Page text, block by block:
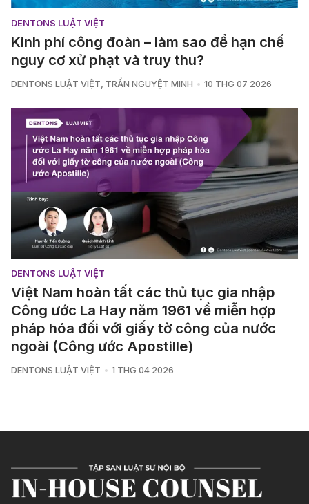
DENTONS LUẬT VIỆT
Kinh phí công đoàn – làm sao để hạn chế
nguy cơ xử phạt và truy thu?
DENTONS LUẬT VIỆT, TRẦN NGUYỆT MINH 10 THG 07 2026
DENTONS LUẬT VIỆT
Việt Nam hoàn tất các thủ tục gia nhập
Công ước La Hay năm 1961 về miễn hợp
pháp hóa đối với giấy tờ công của nước
ngoài (Công ước Apostille) ‎
DENTONS LUẬT VIỆT 1 THG 04 2026